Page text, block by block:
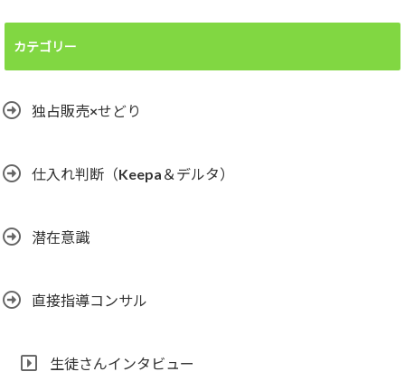
カテゴリー
独占販売×せどり
仕入れ判断（Keepa＆デルタ）
潜在意識
直接指導コンサル
生徒さんインタビュー